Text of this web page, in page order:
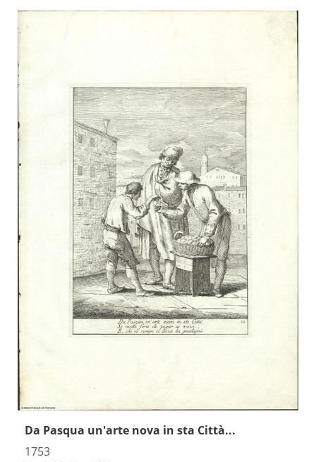
Da Pasqua un'arte nova in sta Città...
1753